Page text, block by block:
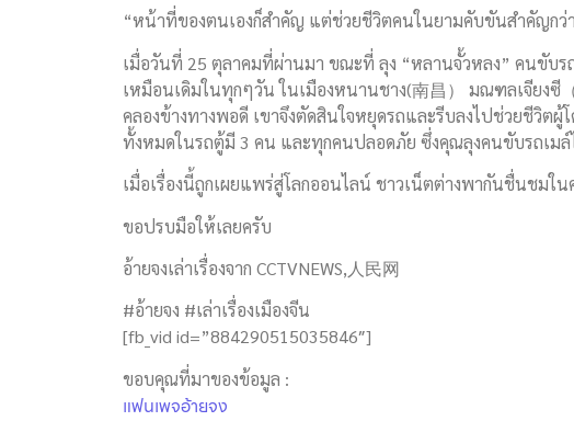
“หน้าที่ของตนเองก็สำคัญ แต่ช่วยชีวิตคนในยามคับขันสำคัญกว่
เมื่อวันที่ 25 ตุลาคมที่ผ่านมา ขณะที่ ลุง “หลานจั้วหลง” คนขับร
เหมือนเดิมในทุกๆวัน ในเมืองหนานชาง(南昌） มณฑลเจียง
คลองข้างทางพอดี เขาจึงตัดสินใจหยุดรถและรีบลงไปช่วยชีวิต
ทั้งหมดในรถตู้มี 3 คน และทุกคนปลอดภัย ซึ่งคุณลุงคนขับรถเม
เมื่อเรื่องนี้ถูกเผยแพร่สู่โลกออนไลน์ ชาวเน็ตต่างพากันชื่นชมใ
ขอปรบมือให้เลยครับ
อ้ายจงเล่าเรื่องจาก CCTVNEWS,人民网
#อ้ายจง #เล่าเรื่องเมืองจีน
[fb_vid id=”884290515035846″]
ขอบคุณที่มาของข้อมูล :
แฟนเพจอ้ายจง